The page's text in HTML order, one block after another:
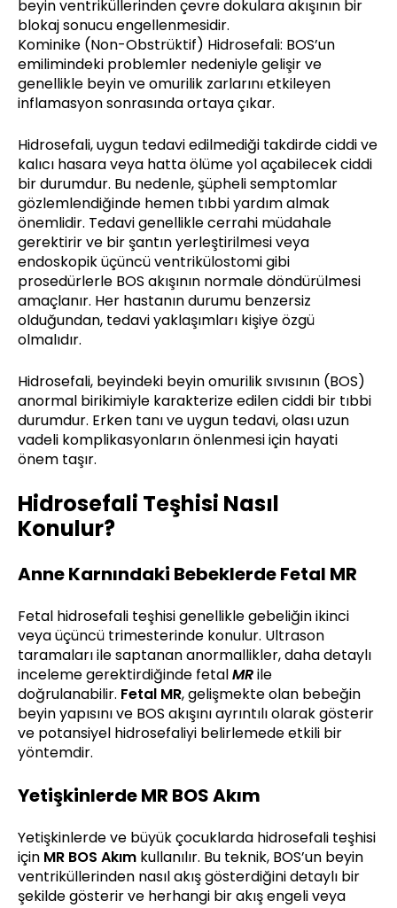
beyin ventriküllerinden çevre dokulara akışının bir
blokaj sonucu engellenmesidir.
Kominike (Non-Obstrüktif) Hidrosefali: BOS’un
emilimindeki problemler nedeniyle gelişir ve
genellikle beyin ve omurilik zarlarını etkileyen
inflamasyon sonrasında ortaya çıkar.
Hidrosefali, uygun tedavi edilmediği takdirde ciddi ve
kalıcı hasara veya hatta ölüme yol açabilecek ciddi
bir durumdur. Bu nedenle, şüpheli semptomlar
gözlemlendiğinde hemen tıbbi yardım almak
önemlidir. Tedavi genellikle cerrahi müdahale
gerektirir ve bir şantın yerleştirilmesi veya
endoskopik üçüncü ventrikülostomi gibi
prosedürlerle BOS akışının normale döndürülmesi
amaçlanır. Her hastanın durumu benzersiz
olduğundan, tedavi yaklaşımları kişiye özgü
olmalıdır.
Hidrosefali, beyindeki beyin omurilik sıvısının (BOS)
anormal birikimiyle karakterize edilen ciddi bir tıbbi
durumdur. Erken tanı ve uygun tedavi, olası uzun
vadeli komplikasyonların önlenmesi için hayati
önem taşır.
Hidrosefali Teşhisi Nasıl
Konulur?
Anne Karnındaki Bebeklerde Fetal MR
Fetal hidrosefali teşhisi genellikle gebeliğin ikinci
veya üçüncü trimesterinde konulur. Ultrason
taramaları ile saptanan anormallikler, daha detaylı
inceleme gerektirdiğinde fetalMRile
doğrulanabilir. Fetal MR, gelişmekte olan bebeğin
beyin yapısını ve BOS akışını ayrıntılı olarak gösterir
ve potansiyel hidrosefaliyi belirlemede etkili bir
yöntemdir.
Yetişkinlerde MR BOS Akım
Yetişkinlerde ve büyük çocuklarda hidrosefali teşhisi
için MR BOS Akım kullanılır. Bu teknik, BOS’un beyin
ventriküllerinden nasıl akış gösterdiğini detaylı bir
şekilde gösterir ve herhangi bir akış engeli veya